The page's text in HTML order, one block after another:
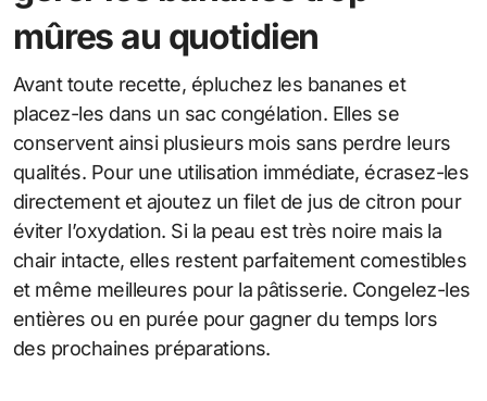
mûres au quotidien
Avant toute recette, épluchez les bananes et
placez-les dans un sac congélation. Elles se
conservent ainsi plusieurs mois sans perdre leurs
qualités. Pour une utilisation immédiate, écrasez-les
directement et ajoutez un filet de jus de citron pour
éviter l’oxydation. Si la peau est très noire mais la
chair intacte, elles restent parfaitement comestibles
et même meilleures pour la pâtisserie. Congelez-les
entières ou en purée pour gagner du temps lors
des prochaines préparations.